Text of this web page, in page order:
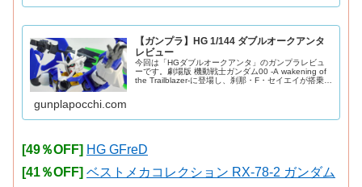
【ガンプラ】HG 1/144 ダブルオークアンタ
レビュー
今回は「HGダブルオークアンタ」のガンプラレビュ
ーです。劇場版 機動戦士ガンダム00 -A wakening of
the Trailblazer-に登場し、刹那・F・セイエイが搭乗し
gunplapocchi.com
[49％OFF] HG GFreD
[41％OFF] ベストメカコレクション RX-78-2 ガンダム